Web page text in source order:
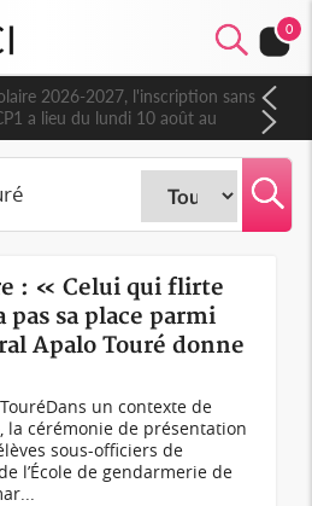
0
2026-2027, l'inscription sans
a lieu du lundi 10 août au
: « Celui qui flirte
pas sa place parmi
Apalo Touré donne
un contexte de
la cérémonie de présentation
sous-officiers de
l’École de gendarmerie de